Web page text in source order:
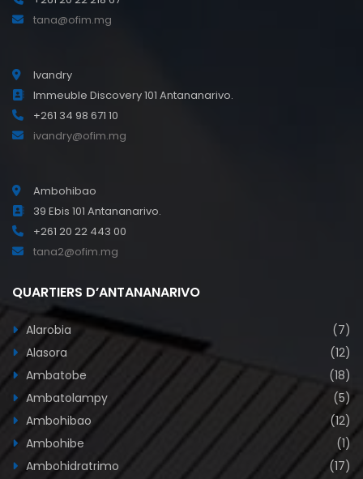
tana@ofim.mg
Ivandry
Immeuble Discovery 101 Antananarivo.
+261 34 98 671 10
ivandry@ofim.mg
Ambohibao
39 Ebis 101 Antananarivo.
+261 20 22 443 00
tana2@ofim.mg
QUARTIERS D’ANTANANARIVO
Alarobia
(7)
Alasora
(12)
Ambatobe
(18)
Ambatolampy
(5)
Ambohibao
(12)
Ambohibe
(1)
Ambohidratrimo
(17)